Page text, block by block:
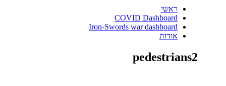
ראשי
COVID Dashboard
Iron-Swords war dashboard
אודות
pedestrians2